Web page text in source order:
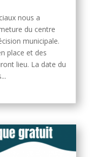
nous a
du centre
municipale.
place et des
lieu. La date du